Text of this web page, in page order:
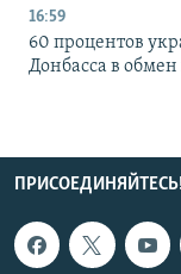
16:59
60 процентов
Донбасса в
ПРИСОЕДИНЯЙТЕСЬ!